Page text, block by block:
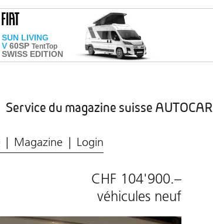
Service du magazine suisse
Magazine Login
CHF 104'900.–
véhicules neuf